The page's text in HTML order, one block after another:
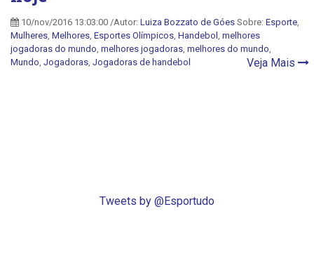
10/nov/2016 13:03:00 /Autor: Luiza Bozzato de Góes Sobre: Esporte,
Mulheres, Melhores, Esportes Olímpicos, Handebol , melhores
jogadoras do mundo, melhores jogadoras, melhores do mundo,
Mundo, Jogadoras, Jogadoras de handebol Veja Mais
Tweets by @Esportudo